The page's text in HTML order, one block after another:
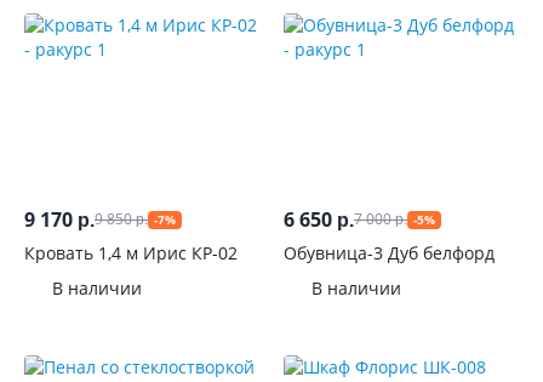
9 170 р.9 850р. -7%
Кровать 1,4 м Ирис КР-02
В наличии
6 650 р.7 000р. -5%
Обувница-3 Дуб белфорд
В наличии